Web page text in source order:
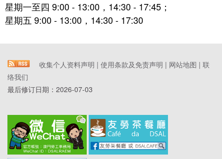
星期一至四 9:00 - 13:00，14:30 - 17:45；
星期五 9:00 - 13:00，14:30 - 17:30
收集个人资料声明 | 使用条款及免责声明 | 网站地图 | 联
络我们
最后修订日期： 2026-07-03